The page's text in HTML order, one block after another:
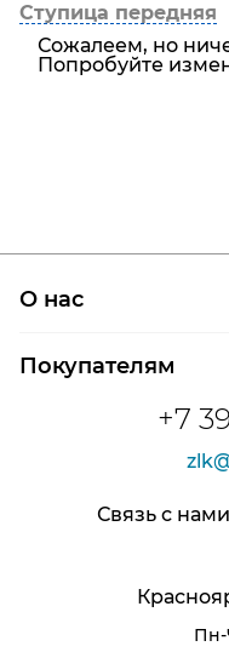
Ступица передняя
Сожалеем, но
Попробуйте
+7
О нас
Сертификаты на
Покупателям
Доставка и оплата
Расшифровка
Связь с
Пн-